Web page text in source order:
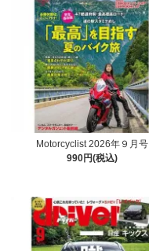
Motorcyclist 2026年９月号
990円(税込)